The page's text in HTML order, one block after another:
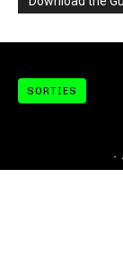
SORTIES
-